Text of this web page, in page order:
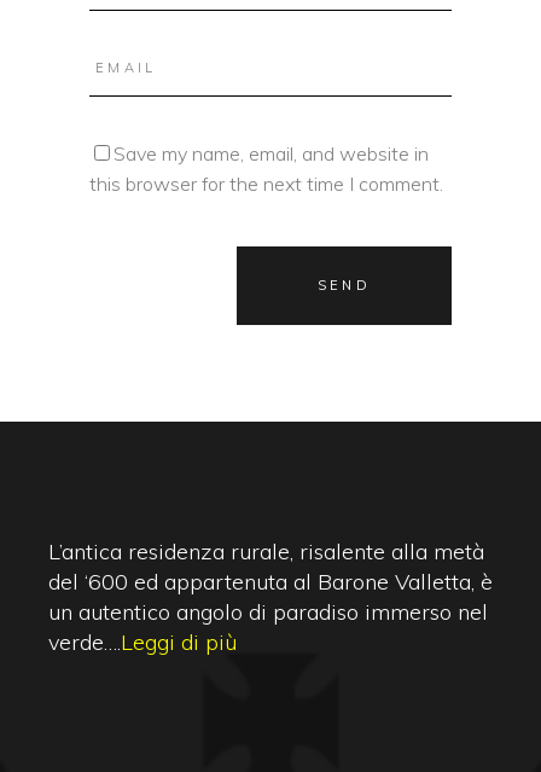
Save my name, email, and website in
this browser for the next time I comment.
L’antica residenza rurale, risalente alla metà
del ‘600 ed appartenuta al Barone Valletta, è
un autentico angolo di paradiso immerso nel
verde….Leggi di più